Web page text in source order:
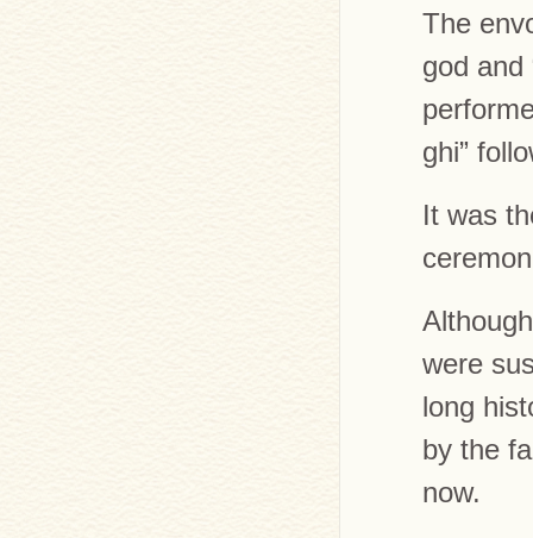
The
god and
ghi”
It was
were
long
by the
now.